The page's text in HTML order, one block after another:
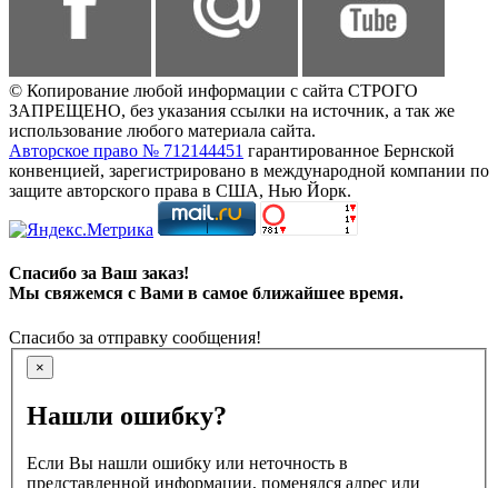
© Копирование любой информации с сайта СТРОГО
ЗАПРЕЩЕНО, без указания ссылки на источник, а так же
использование любого материала сайта.
Авторское право № 712144451 гарантированное Бернской
конвенцией, зарегистрировано в международной компании по
защите авторского права в США, Нью Йорк.
Спасибо за Ваш заказ!
Мы свяжемся с Вами в самое ближайшее время.
Спасибо за отправку сообщения!
×
Нашли ошибку?
Если Вы нашли ошибку или неточность в
представленной информации, поменялся адрес или